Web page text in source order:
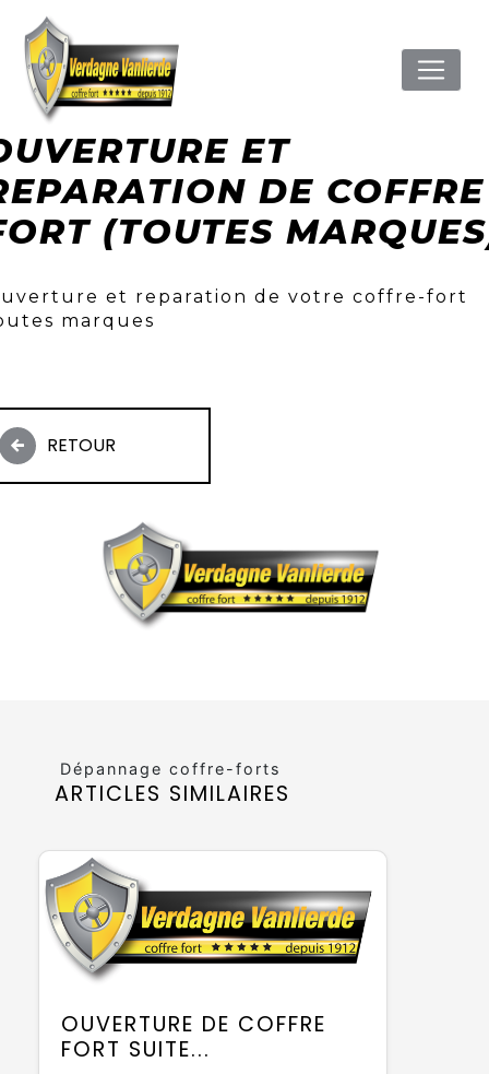
ET
DE COFFRE
(TOUTES
et reparation de votre coffre-fort
marques
RETOUR
Dépannage coffre-forts
ARTICLES SIMILAIRES
OUVERTURE DE COFFRE
FORT SUITE...
Panneau de gestion des cookies